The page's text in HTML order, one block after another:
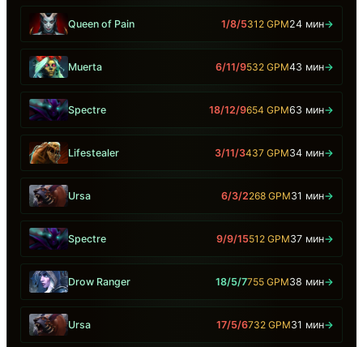
Queen of Pain 1/8/5312 GPM24 мин→
Muerta 6/11/9532 GPM43 мин→
Spectre 18/12/9654 GPM63 мин→
Lifestealer 3/11/3437 GPM34 мин→
Ursa 6/3/2268 GPM31 мин→
Spectre 9/9/15512 GPM37 мин→
Drow Ranger 18/5/7755 GPM38 мин→
Ursa 17/5/6732 GPM31 мин→